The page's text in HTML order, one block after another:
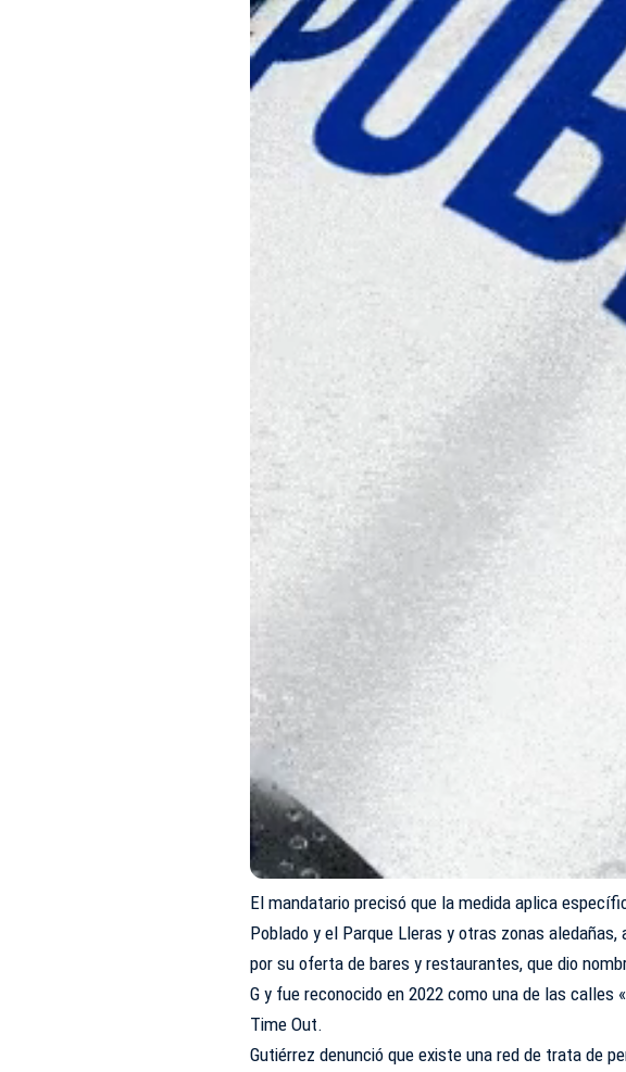
El mandatario precisó que la medida aplica
Poblado y el Parque Lleras y otras zonas aledañas,
por su oferta de bares y restaurantes, que dio
G y fue reconocido en 2022 como una de las calles
Time Out.
Gutiérrez denunció que existe una red de trata de